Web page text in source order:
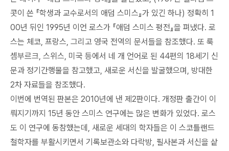
콧이 쓴 『학생과 교수로서의 애덤 스미스』가 있긴 하나) 정확히 1
00년 뒤인 1995년 이언 로스가 『애덤 스미스 평전』을 펴냈다. 로
스는 체코, 프랑스, 그리고 영국 전역의 문서들을 참조했다. 또 룩
셈부르크, 스위스, 미국 등에서 네 개 언어로 된 44편의 18세기 신
문과 정기간행물을 참고했고, 새로운 서신을 발굴했으며, 방대한
2차 자료들을 참조했다.
이번에 번역된 판본은 2010년에 낸 제2판이다. 개정판 출간이 이
뤄지기까지 15년 동안 스미스 연구에는 많은 변화가 있었다. 로스
도 이 연구에 동참했는데, 새로운 세대의 학자들은 이 스코틀랜드
철학자를 부활시키면서 기록보관소와 다락방, 필사본과 서신을 샅